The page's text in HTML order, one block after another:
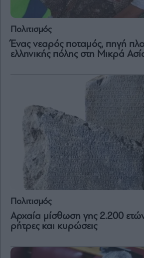
Les
Bons
Vivants
Auto
&
Architecture
Design
Fashion
Watches
Yachts
For
Two
Πολιτισμός
Ένας νεαρός ποταμός, πηγή
ελληνικής πόλης στη Μικρά
Πολιτισμός
Αρχαία μίσθωση γης 2.200
ρήτρες και κυρώσεις